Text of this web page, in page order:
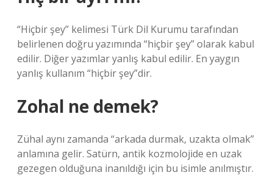
“Hiçbir şey” kelimesi Türk Dil Kurumu tarafından
belirlenen doğru yazımında “hiçbir şey” olarak kabul
edilir. Diğer yazımlar yanlış kabul edilir. En yaygın
yanlış kullanım “hiçbir şey”dir.
Zohal ne demek?
Zühal aynı zamanda “arkada durmak, uzakta olmak”
anlamına gelir. Satürn, antik kozmolojide en uzak
gezegen olduğuna inanıldığı için bu isimle anılmıştır.